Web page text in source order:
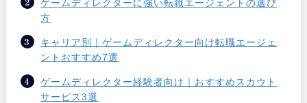
ゲームディレクターに強い転職エージェントの選び
方
キャリア別｜ゲームディレクター向け転職エージェ
ントおすすめ7選
ゲームディレクター経験者向け｜おすすめスカウト
サービス3選